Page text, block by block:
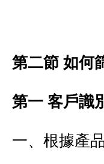
第二節 如何
第一 客戶識
一、根據產